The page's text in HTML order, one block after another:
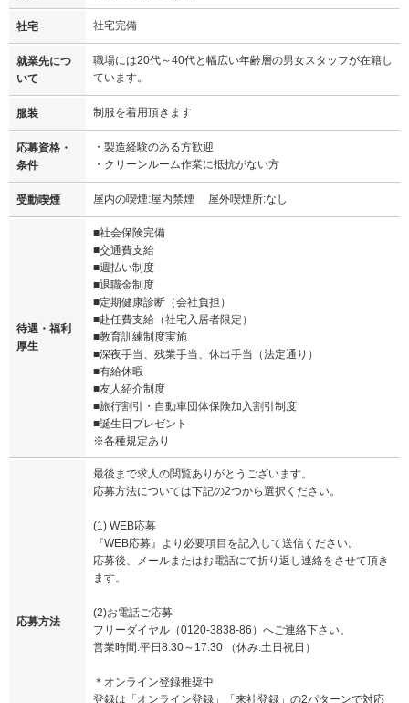
社宅 社宅完備
就業先につ
いて
職場には20代～40代と幅広い年齢層の男女スタッフが在籍し
ています。
服装 制服を着用頂きます
応募資格・
条件
・製造経験のある方歓迎
・クリーンルーム作業に抵抗がない方
受動喫煙 屋内の喫煙:屋内禁煙 屋外喫煙所:なし
待遇・福利
厚生
■社会保険完備
■交通費支給
■週払い制度
■退職金制度
■定期健康診断（会社負担）
■赴任費支給（社宅入居者限定）
■教育訓練制度実施
■深夜手当、残業手当、休出手当（法定通り）
■有給休暇
■友人紹介制度
■旅行割引・自動車団体保険加入割引制度
■誕生日プレゼント
※各種規定あり
応募方法
最後まで求人の閲覧ありがとうございます。
応募方法については下記の2つから選択ください。
(1) WEB応募
『WEB応募』より必要項目を記入して送信ください。
応募後、メールまたはお電話にて折り返し連絡をさせて頂き
ます。
(2)お電話ご応募
フリーダイヤル（0120-3838-86）へご連絡下さい。
営業時間:平日8:30～17:30 （休み:土日祝日）
＊オンライン登録推奨中
登録は「オンライン登録」「来社登録」の2パターンで対応